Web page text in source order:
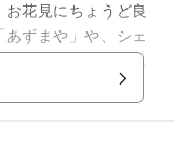
花見にちょうど良
ずまや」や、シェ
変化にも安心。ピ